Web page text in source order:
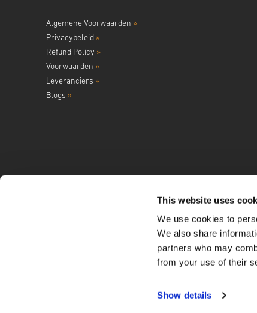
This website uses
We use cookies to
We also share
partners who may
from your use of their
Show details
Algemene Voorwaarden »
Privacybeleid »
Refund Policy »
Voorwaarden »
Leveranciers »
Blogs »